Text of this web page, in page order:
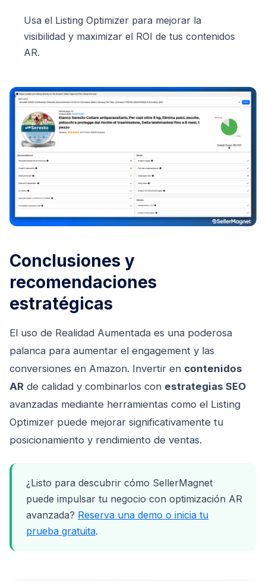
Usa el Listing Optimizer para mejorar la
visibilidad y maximizar el ROI de tus contenidos
AR.
Conclusiones y
recomendaciones
estratégicas
El uso de Realidad Aumentada es una poderosa
palanca para aumentar el engagement y las
conversiones en Amazon. Invertir en contenidos
AR de calidad y combinarlos con estrategias SEO
avanzadas mediante herramientas como el Listing
Optimizer puede mejorar significativamente tu
posicionamiento y rendimiento de ventas.
¿Listo para descubrir cómo SellerMagnet
puede impulsar tu negocio con optimización AR
avanzada? Reserva una demo o inicia tu
prueba gratuita.